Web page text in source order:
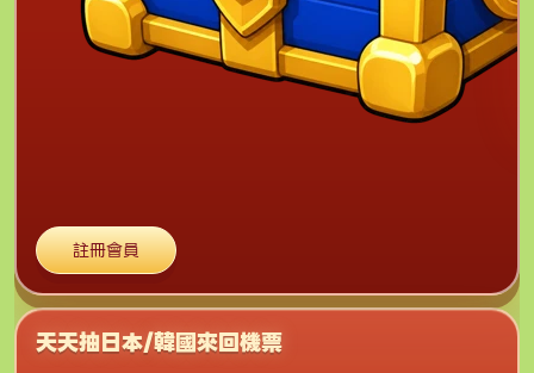
註冊會員
天天抽日本/韓國來回機票